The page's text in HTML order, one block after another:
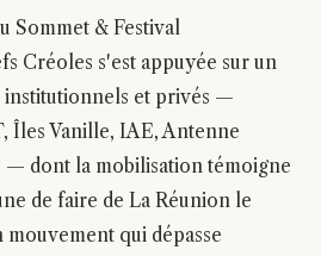
Sommet & Festival
Créoles s'est appuyée sur un
institutionnels et privés —
Îles Vanille, IAE, Antenne
— dont la mobilisation témoigne
de faire de La Réunion le
qui dépasse